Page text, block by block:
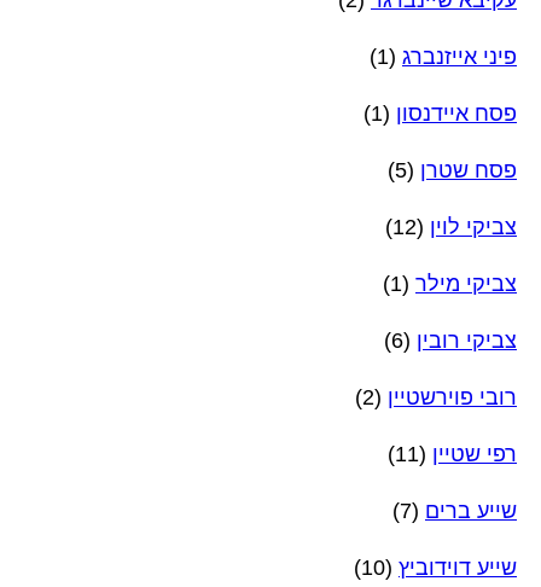
פיני אייזנברג (1)
פסח איידנסון (1)
פסח שטרן (5)
צביקי לוין (12)
צביקי מילר (1)
צביקי רובין (6)
רובי פוירשטיין (2)
רפי שטיין (11)
שייע ברים (7)
שייע דוידוביץ (10)